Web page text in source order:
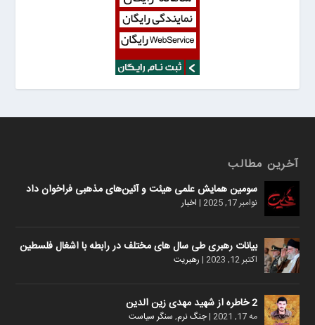
آخرین مطالب
سومین همایش علمی هیئت و آئین‌های مذهبی فراخوان داد
نوامبر 17, 2025 | اخبار
بیانات رهبری طی سال های مختلف در رابطه با اشغال فلسطین
اکتبر 12, 2023 | رهبریت
2 خاطره از شهید مهدی زین الدین
مه 17, 2021 |جنگ نرم, سنگر سیاست